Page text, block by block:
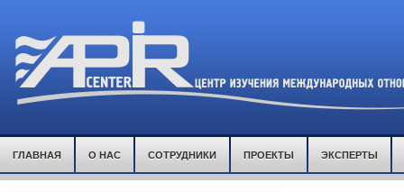
ГЛАВНАЯ О НАС СОТРУДНИКИ ПРОЕКТЫ ЭКСПЕРТЫ